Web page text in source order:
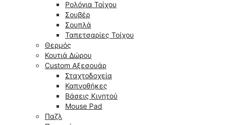
Ρολόγια Τοίχου
Σουβέρ
Σουπλά
Ταπετσαρίες Τοίχου
Θερμός
Κουτιά Δώρου
Custom Αξεσουάρ
Σταχτοδοχεία
Καπνοθήκες
Βάσεις Κινητού
Mouse Pad
Παζλ